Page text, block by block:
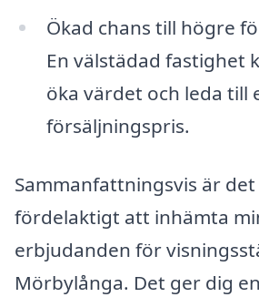
Ökad chans till högre
En välstädad fastighet
öka värdet och leda till
försäljningspris.
Sammanfattningsvis är
fördelaktigt att inhämta
erbjudanden för
Mörbylånga. Det ger dig